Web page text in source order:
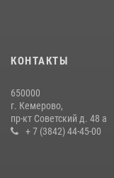
20 июля 2026, 10:54
с покупками
20 июля 2026, 08:52
КОНТАКТЫ
650000
г. Кемерово,
пр-кт Советский д. 48 а
+ 7 (3842) 44-45-00